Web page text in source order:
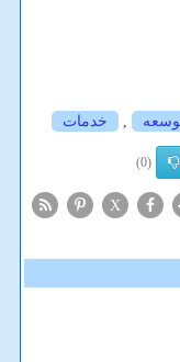
, خدمات
(0)
X